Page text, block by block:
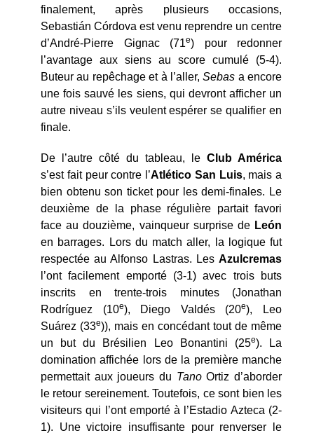
finalement, après plusieurs occasions,
Sebastián Córdova est venu reprendre un centre
d’André-Pierre Gignac (71e) pour redonner
l’avantage aux siens au score cumulé (5-4).
Buteur au repêchage et à l’aller,Sebas a encore
une fois sauvé les siens, qui devront afficher un
autre niveau s’ils veulent espérer se qualifier en
finale.
De l’autre côté du tableau, le Club América
s’est fait peur contre l’Atlético San Luis, mais a
bien obtenu son ticket pour les demi-finales. Le
deuxième de la phase régulière partait favori
face au douzième, vainqueur surprise de León
en barrages. Lors du match aller, la logique fut
respectée au Alfonso Lastras. Les Azulcremas
l’ont facilement emporté (3-1) avec trois buts
inscrits en trente-trois minutes (Jonathan
Rodríguez (10e), Diego Valdés (20e), Leo
Suárez (33e)), mais en concédant tout de même
un but du Brésilien Leo Bonantini (25e). La
domination affichée lors de la première manche
permettait aux joueurs du TanoOrtiz d’aborder
le retour sereinement. Toutefois, ce sont bien les
visiteurs qui l’ont emporté à l’Estadio Azteca (2-
1). Une victoire insuffisante pour renverser le